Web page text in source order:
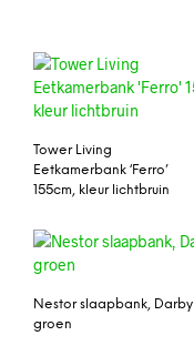
Tower Living
Eetkamerbank ‘Ferro’
155cm, kleur lichtbruin
Nestor slaapbank, Darby
groen